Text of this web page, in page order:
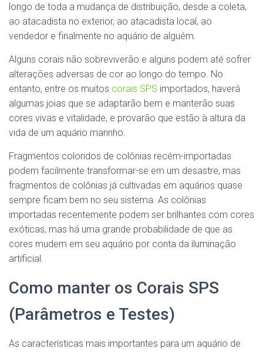
longo de toda a mudança de distribuição, desde a coleta,
ao atacadista no exterior, ao atacadista local, ao
vendedor e finalmente no aquário de alguém.
Alguns corais não sobreviverão e alguns podem até sofrer
alterações adversas de cor ao longo do tempo. No
entanto, entre os muitos corais SPS importados, haverá
algumas joias que se adaptarão bem e manterão suas
cores vivas e vitalidade, e provarão que estão à altura da
vida de um aquário marinho.
Fragmentos coloridos de colônias recém-importadas
podem facilmente transformar-se em um desastre, mas
fragmentos de colônias já cultivadas em aquários quase
sempre ficam bem no seu sistema. As colônias
importadas recentemente podem ser brilhantes com cores
exóticas, mas há uma grande probabilidade de que as
cores mudem em seu aquário por conta da iluminação
artificial.
Como manter os Corais SPS
(Parâmetros e Testes)
As características mais importantes para um aquário de